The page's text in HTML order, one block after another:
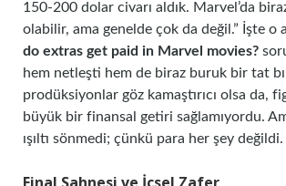
150-200 dolar civarı aldık. Marvel’da
olabilir, ama genelde çok da değil.” İşte o
do extras get paid in Marvel movies?
hem netleşti hem de biraz buruk bir tat
prodüksiyonlar göz kamaştırıcı olsa da,
büyük bir finansal getiri sağlamıyordu.
ışıltı sönmedi; çünkü para her şey değildi.